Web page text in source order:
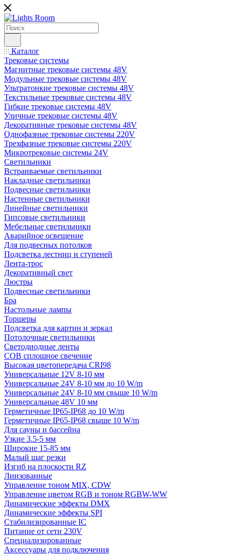
Каталог
Трековые системы
Магнитные трековые системы 48V
Модульные трековые системы 48V
Ультратонкие трековые системы 48V
Текстильные трековые системы 48V
Гибкие трековые системы 48V
Уличные трековые системы 48V
Декоративные трековые системы 48V
Однофазные трековые системы 220V
Трехфазные трековые системы 220V
Микротрековые системы 24V
Светильники
Встраиваемые светильники
Накладные светильники
Подвесные светильники
Настенные светильники
Линейные светильники
Гипсовые светильники
Мебельные светильники
Аварийное освещение
Для подвесных потолков
Подсветка лестниц и ступеней
Лента-трос
Декоративный свет
Люстры
Подвесные светильники
Бра
Настольные лампы
Торшеры
Подсветка для картин и зеркал
Потолочные светильники
Светодиодные ленты
COB сплошное свечение
Высокая цветопередача CRI98
Универсальные 12V 8-10 мм
Универсальные 24V 8-10 мм до 10 W/m
Универсальные 24V 8-10 мм свыше 10 W/m
Универсальные 48V 10 мм
Герметичные IP65-IP68 до 10 W/m
Герметичные IP65-IP68 свыше 10 W/m
Для сауны и бассейна
Узкие 3.5-5 мм
Широкие 15-85 мм
Малый шаг резки
Изгиб на плоскости RZ
Линзованные
Управление тоном MIX, CDW
Управление цветом RGB и тоном RGBW-WW
Динамические эффекты DMX
Динамические эффекты SPI
Стабилизированные IC
Питание от сети 230V
Специализированные
Аксессуары для подключения